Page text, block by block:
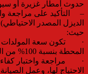
حدوث أمطار غزيرة أو
– التأكيد على مراجعة
الديزل المصدر
حيث:
· تكون سعة المولدات
المحطة بنسبة 100% من الحمل.
· مراجعة واختبار
الاحتياج لها، وعمل